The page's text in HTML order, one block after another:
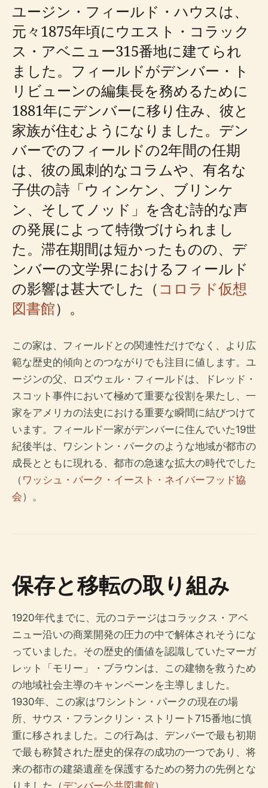
ユージン・フィールド・ハウスは、
元々1875年頃にウエスト・コラック
ス・アベニュー315番地に建てられ
ました。フィールドがデンバー・ト
リビューンの編集長を務めるために
1881年にデンバーに移り住み、彼と
家族が住むようになりました。デン
バーでのフィールドの2年間の任期
は、彼の風刺的なコラムや、有名な
子供の詩「ウィンケン、ブリンケ
ン、そしてノッド」を含む詩的な声
の発展によって特徴づけられまし
た。滞在期間は短かったものの、デ
ンバーの文学界におけるフィールド
の影響は甚大でした（コロラド仮想
図書館）。
この家は、フィールドとの関連性だけでなく、より広
範な歴史的傾向とのつながりでも注目に値します。ユ
ージンの父、ロズウェル・フィールドは、ドレッド・
スコット事件において極めて重要な役割を果たし、一
家をアメリカの法史における重要な瞬間に結びつけて
います。フィールド一家がデンバーに住んでいた19世
紀後半は、ワシントン・パークのような地域が都市の
成長とともに現れる、都市の急速な拡大の時代でした
（ ワッシュ・パーク・イースト・ネイバーフッド協
会）。
保存と移転の取り組み
1920年代までに、元のコテージはコラックス・アベ
ニュー沿いの商業開発の圧力の中で解体されそうにな
っていました。その歴史的価値を認識していたマーガ
レット「モリー」・ブラウンは、この建物を救うため
の地域社会主導のキャンペーンを主導しました。
1930年、この家はワシントン・パークの現在の場
所、サウス・フランクリン・ストリート715番地に慎
重に移されました。この行為は、デンバーで最も初期
で最も称賛された歴史的保存の成功の一つであり、将
来の都市の建築遺産を保護するための努力の先例とな
りました（デンバー公共図書館）。